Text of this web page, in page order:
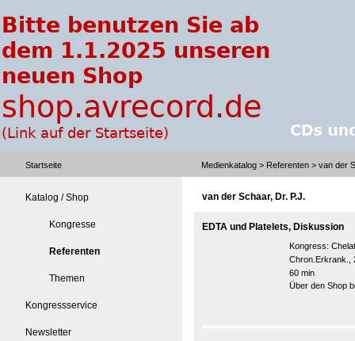
Startseite Medienkatalog > Referenten > van der
Katalog / Shop
Kongresse
Referenten
Themen
Kongressservice
Newsletter
van der Schaar, Dr. P.J.
EDTA und Platelets, Diskussion
Kongress:
Chron.Erkrank.,
60 min
Über den Shop